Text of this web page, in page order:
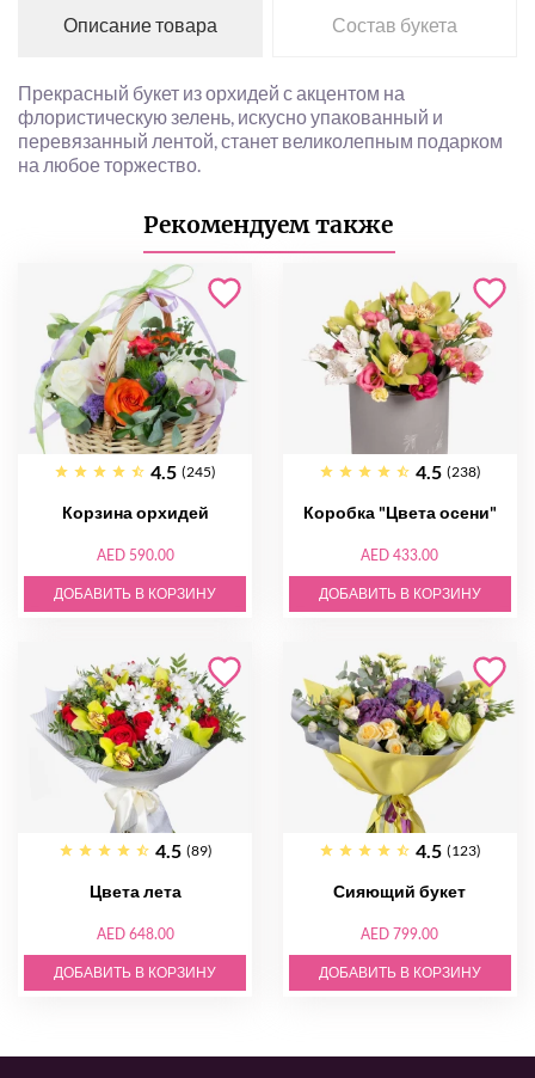
Описание товара Состав букета
Прекрасный букет из орхидей с акцентом на
флористическую зелень, искусно упакованный и
перевязанный лентой, станет великолепным подарком
на любое торжество.
Рекомендуем также
4.5 (245)
Корзина орхидей
AED 590.00
ДОБАВИТЬ В КОРЗИНУ
4.5 (238)
Коробка "Цвета осени"
AED 433.00
ДОБАВИТЬ В КОРЗИНУ
4.5 (89)
Цвета лета
AED 648.00
ДОБАВИТЬ В КОРЗИНУ
4.5 (123)
Сияющий букет
AED 799.00
ДОБАВИТЬ В КОРЗИНУ